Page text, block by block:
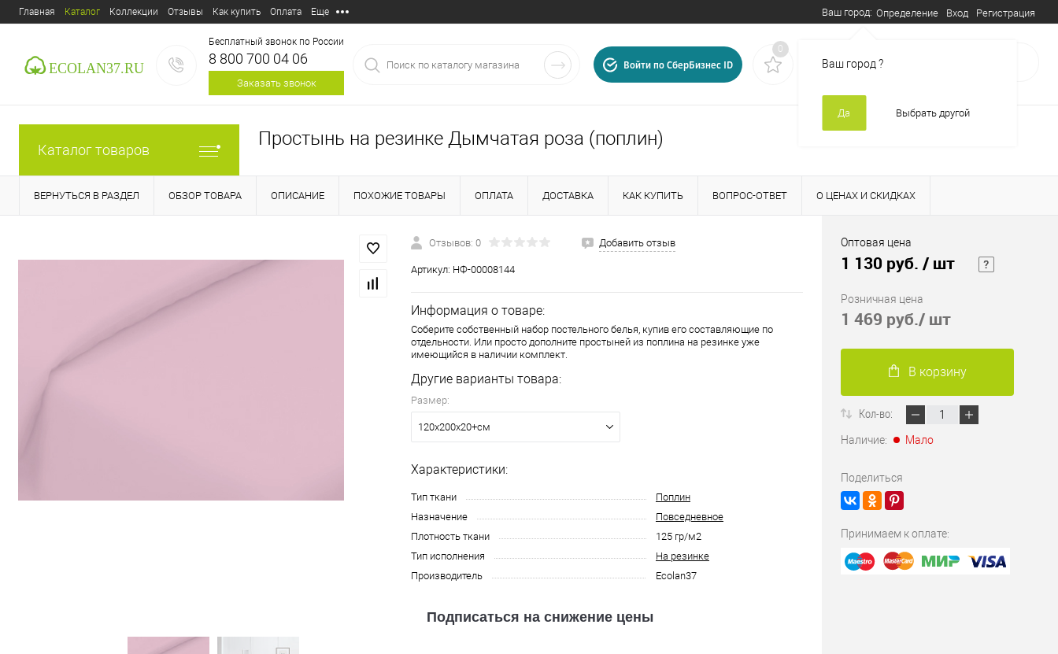
Главная Каталог Коллекции Отзывы Как купить Оплата Еще Ваш город: Определение
Ваш город?
Да Выбрать другой
Вход Регистрация
Бесплатный звонок по России
8 800 700 04 06
Заказать звонок
E-mail:
Иваново,ул.
Заказы с сайта принимаются круглосуточно
Войти по СберБизнес ID
0
Каталог товаров
Простынь на резинке Дымчатая роза (поплин)
ВЕРНУТЬСЯ В РАЗДЕЛ ОБЗОР ТОВАРА ОПИСАНИЕ ПОХОЖИЕ ТОВАРЫ ОПЛАТА ДОСТАВКА КАК КУПИТЬ ВОПРОС-ОТВЕТ О ЦЕНАХ И СКИДКАХ
Отзывов: 0 Добавить отзыв
Артикул: НФ-00008144
Информация о товаре:
Соберите собственный набор постельного белья, купив его составляющие по
отдельности. Или просто дополните простыней из поплина на резинке уже
имеющийся в наличии комплект.
Другие варианты товара:
Размер:
120х200х20+см
Характеристики:
Тип ткани
Поплин
Назначение
Повседневное
Плотность ткани
125 гр/м2
Тип исполнения
На резинке
Производитель
Ecolan37
Подписаться на снижение цены
Оптовая цена
1 130 руб. / шт
Розничная цена
1 469 руб./ шт
В корзину
Кол-во:
Наличие: Мало
Поделиться
Принимаем к оплате: